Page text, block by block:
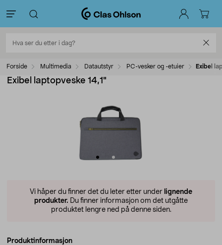
Forside Multimedia Datautstyr PC-vesker og -etuier Exibel
Exibel laptopveske 14,1"
Vi håper du finner det du leter etter under lignende
produkter. Du finner informasjon om det utgåtte
produktet lengre ned på denne siden.
Produktinformasjon